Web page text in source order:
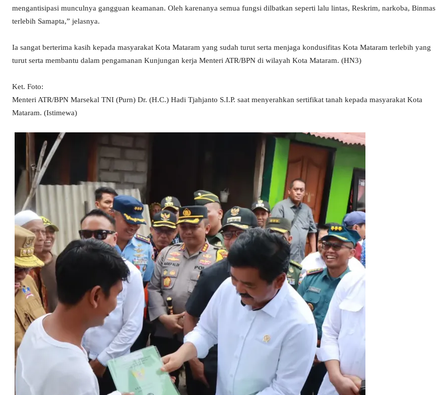
mengantisipasi munculnya gangguan keamanan. Oleh karenanya semua fungsi dilbatkan seperti lalu lintas, Reskrim, narkoba, Binmas
terlebih Samapta,” jelasnya.
Ia sangat berterima kasih kepada masyarakat Kota Mataram yang sudah turut serta menjaga kondusifitas Kota Mataram terlebih yang
turut serta membantu dalam pengamanan Kunjungan kerja Menteri ATR/BPN di wilayah Kota Mataram. (HN3)
Ket. Foto:
Menteri ATR/BPN Marsekal TNI (Purn) Dr. (H.C.) Hadi Tjahjanto S.I.P. saat menyerahkan sertifikat tanah kepada masyarakat Kota
Mataram. (Istimewa)